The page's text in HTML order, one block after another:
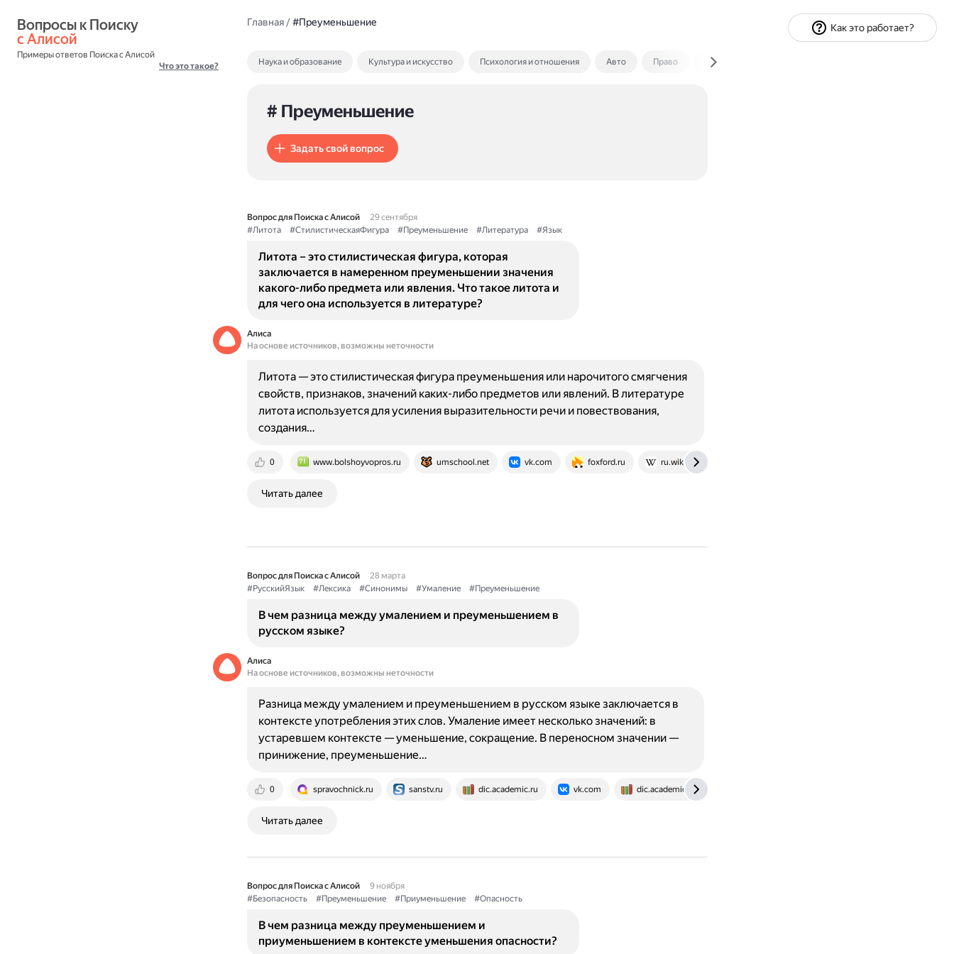
с Алисой
Примеры ответов Поиска с Алисой
Что это такое?
Главная/#Преуменьшение
Наука и образование Культура и искусство Психология и отношения Авто Право Экономика и финансы
# Преуменьшение
Задать свой вопрос
Вопрос для Поиска с Алисой
29 сентября
#Литота
#СтилистическаяФигура #Преуменьшение #Литература #Язык
Литота – это стилистическая фигура, которая
заключается в намеренном преуменьшении значения
какого-либо предмета или явления. Что такое литота и
для чего она используется в литературе?
Алиса
На основе источников, возможны неточности
0 www.bolshoyvopros.ru umschool.net vk.com foxford.ru ru.wikipedia.org
Литота — это стилистическая фигура преуменьшения или нарочитого смягчения
свойств, признаков, значений каких-либо предметов или явлений. В литературе
литота используется для усиления выразительности речи и повествования,
создания…
Читать далее
Вопрос для Поиска с Алисой
28 марта
#РусскийЯзык
#Лексика #Синонимы #Умаление #Преуменьшение
В чем разница между умалением и преуменьшением в
русском языке?
Алиса
На основе источников, возможны неточности
0 spravochnick.ru sanstv.ru dic.academic.ru vk.com dic.academic.ru
Разница между умалением и преуменьшением в русском языке заключается в
контексте употребления этих слов. Умаление имеет несколько значений: в
устаревшем контексте — уменьшение, сокращение. В переносном значении —
принижение, преуменьшение…
Читать далее
Вопрос для Поиска с Алисой
9 ноября
#Безопасность
#Преуменьшение #Приуменьшение #Опасность
В чем разница между преуменьшением и
приуменьшением в контексте уменьшения опасности?
Как это работает?